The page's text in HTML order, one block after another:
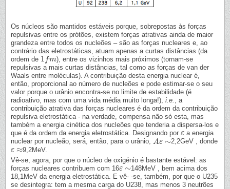
Os núcleos são mantidos estáveis porque, sobrepostas às forças
repulsivas entre os prótões, existem forças atrativas ainda de maior
grandeza entre todos os nucleões – são as forças nucleares e, ao
contrário das eletrostáticas, atuam apenas a curtas distâncias (da
ordem de 1 fm
1 m
), entre os vizinhos mais próximos (tornam-se
repulsivas a mais curtas distâncias, tal como as forças de van der
Waals entre moléculas). A contribuição desta energia nuclear é,
então, proporcional ao número de nucleões e pode estimar-se o seu
valor porque o urânio encontra-se no limite de estabilidade (é
radioativo, mas com uma vida média muito longa!), i.e. , a
contribuição atrativa das forças nucleares é da ordem da contribuição
repulsiva eletrostática - na verdade, compensa não só esta, mas
também a energia cinética dos nucleões que tenderia a dispersa-los e
que é da ordem da energia eletrostática. Designando por ε
ε a energia
nuclear por nucleão, será, então, para o urânio, Aε ∼
Aε∼ 2,2GeV , donde
ε ≈
ε≈
9,2MeV.
Vê-se, agora, por que o núcleo de oxigénio é bastante estável: as
forças nucleares contribuem com 16ε ∼
ε∼ 148MeV , bem acima dos
18,1MeV da energia eletrostática. E vê- -se, também, por que o U235
se desintegra: tem a mesma carga do U238, mas menos 3 neutrões